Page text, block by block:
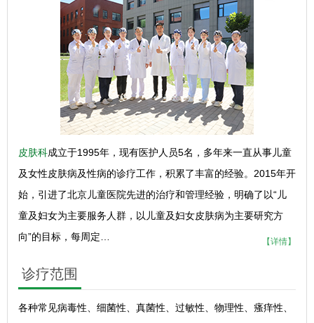
皮肤科成立于1995年，现有医护人员5名，多年来一直从事儿童
及女性皮肤病及性病的诊疗工作，积累了丰富的经验。2015年开
始，引进了北京儿童医院先进的治疗和管理经验，明确了以“儿
童及妇女为主要服务人群，以儿童及妇女皮肤病为主要研究方
向”的目标，每周定…
【详情】
诊疗范围
各种常见病毒性、细菌性、真菌性、过敏性、物理性、瘙痒性、